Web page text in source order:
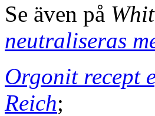
Se även på
neutraliseras
Orgonit recept
Reich;